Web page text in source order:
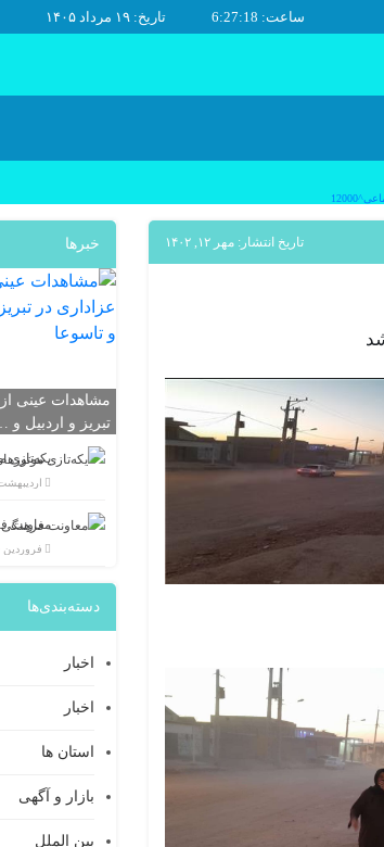
ساعت: 6:27:19 تاریخ: ۱۹ مرداد ۱۴۰۵
تاریخ انتشار: مهر ۱۲, ۱۴۰۲ خبرها
مشاهدات عینی
تبریز و اردبیل
یکه‌تازی
اردیبهشت ۲۵,
فروردین ۲۶, ۱۴۰۲
دسته‌بندی‌ها
اخبار
اخبار
استان ها
بازار و آگهی
بین الملل